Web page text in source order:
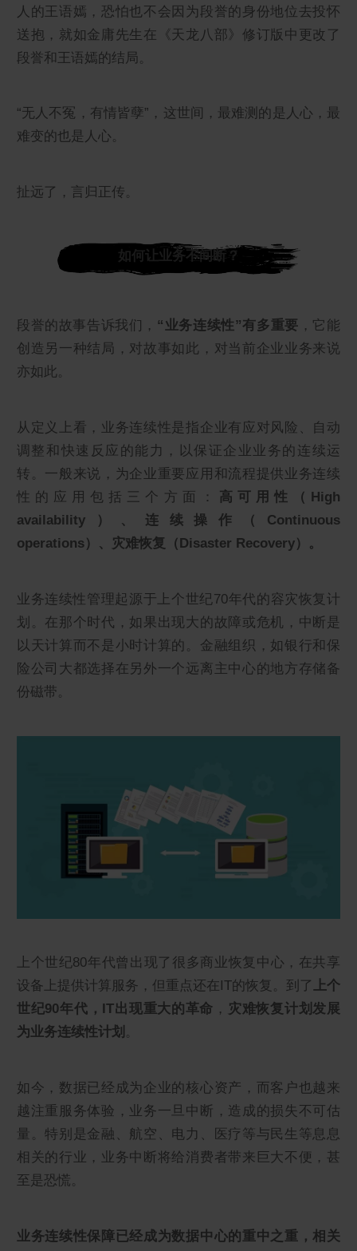
人的王语嫣，恐怕也不会因为段誉的身份地位去投怀
送抱，就如金庸先生在《天龙八部》修订版中更改了
段誉和王语嫣的结局。
“无人不冤，有情皆孽”，这世间，最难测的是人心，最
难变的也是人心。
扯远了，言归正传。
如何让业务不间断？
段誉的故事告诉我们， “业务连续性”有多重要 ，它能
创造另一种结局，对故事如此，对当前企业业务来说
亦如此。
从定义上看，业务连续性是指企业有应对风险、自动
调整和快速反应的能力，以保证企业业务的连续运
转。一般来说，为企业重要应用和流程提供业务连续
性的应用包括三个方面：
高可用性（High
availability）、连续操作（Continuous
operations）、灾难恢复（Disaster Recovery）。
业务连续性管理起源于上个世纪70年代的容灾恢复计
划。在那个时代，如果出现大的故障或危机，中断是
以天计算而不是小时计算的。金融组织，如银行和保
险公司大都选择在另外一个远离主中心的地方存储备
份磁带。
上个世纪80年代曾出现了很多商业恢复中心，在共享
设备上提供计算服务，但重点还在IT的恢复。到了上个
世纪90年代，IT出现重大的革命 ， 灾难恢复计划发展
为业务连续性计划 。
如今，数据已经成为企业的核心资产，而客户也越来
越注重服务体验，业务一旦中断，造成的损失不可估
量。特别是金融、航空、电力、医疗等与民生等息息
相关的行业，业务中断将给消费者带来巨大不便，甚
至是恐慌。
业务连续性保障已经成为数据中心的重中之重，相关